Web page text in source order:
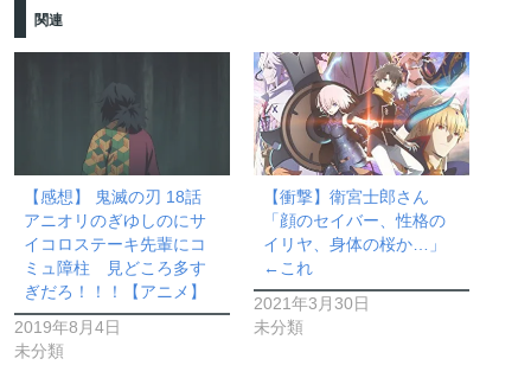
関連
【感想】 鬼滅の刃 18話
アニオリのぎゆしのにサ
イコロステーキ先輩にコ
ミュ障柱 見どころ多す
ぎだろ！！！【アニメ】
2019年8月4日
未分類
【衝撃】衛宮士郎さん
「顔のセイバー、性格の
イリヤ、身体の桜か…」
←これ
2021年3月30日
未分類